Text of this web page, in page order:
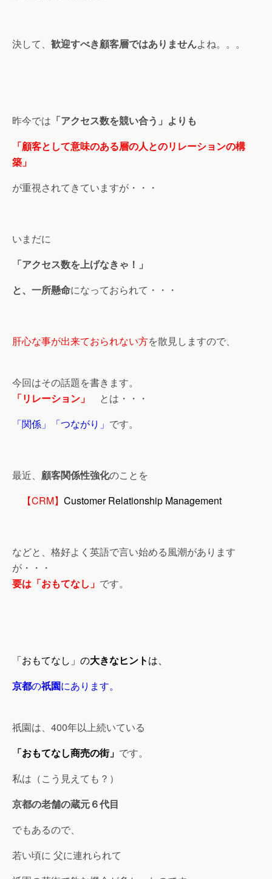
決して、 歓迎すべき顧客層ではありませんよね。。。
昨今では 「アクセス数を競い合う」よりも
「顧客として意味のある層の人とのリレーションの構
築」
が重視されてきていますが・・・
いまだに
「アクセス数を上げなきゃ！」
と、一所懸命になっておられて・・・
肝心な事が出来ておられない方を散見しますので、
今回はその話題を書きます。
「リレーション」
とは・・・
「関係」「つながり」 です。
最近、 顧客関係性強化のことを
【CRM】 Customer Relationship Management
などと、格好よく英語で言い始める風潮があります
が・・・
要は「おもてなし」 です。
「おもてなし」の大きなヒントは、
京都の祇園にあります。
祇園は、400年以上続いている
「おもてなし商売の街」 です。
私は（こう見えても？）
京都の老舗の蔵元６代目
でもあるので、
若い頃に 父に連れられて